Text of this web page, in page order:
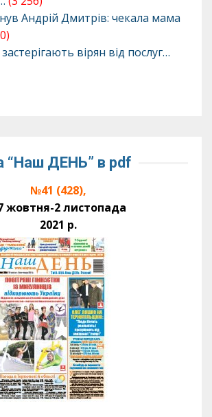
Андрій Дмитрів: чекала мама
вірян від послуг…
“Наш ДЕНЬ” в pdf
№41 (428),
жовтня-2 листопада
2021 р.